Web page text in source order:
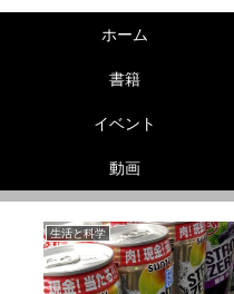
ホーム
書籍
イベント
動画
生活と科学